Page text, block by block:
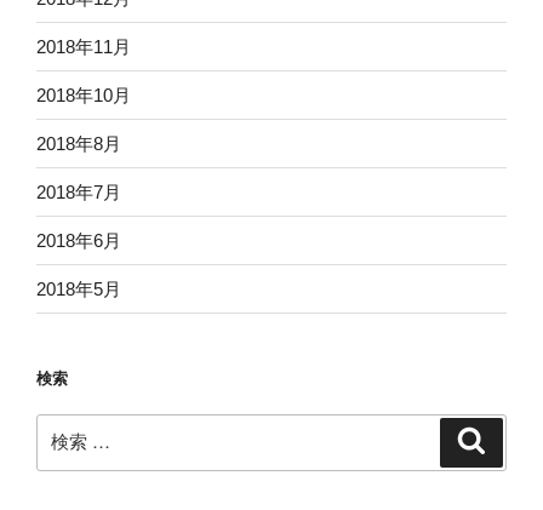
2018年11月
2018年10月
2018年8月
2018年7月
2018年6月
2018年5月
検索
検
索: